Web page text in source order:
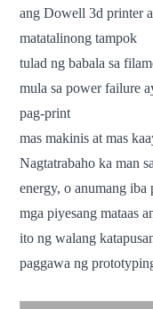
ang Dowell 3d printer
matatalinong tampok
tulad ng babala sa
mula sa power failure
pag-print
mas makinis at mas
Nagtatrabaho ka man
energy, o anumang
mga piyesang mataas
ito ng walang
paggawa ng